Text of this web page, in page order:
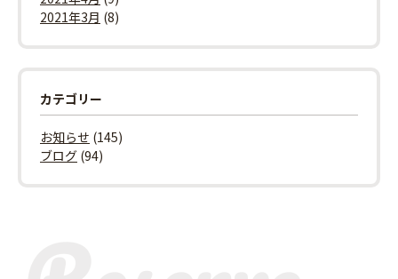
2021年3月 (8)
カテゴリー
お知らせ (145)
ブログ (94)